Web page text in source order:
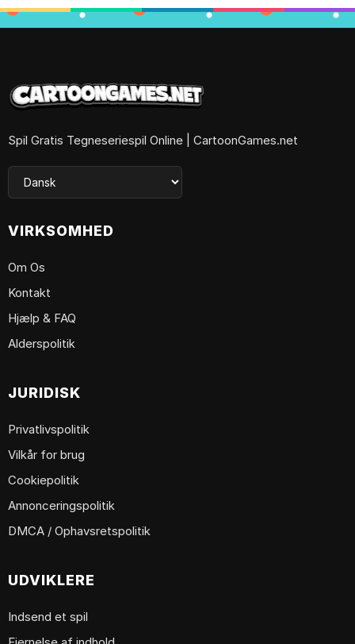
Spil Gratis Tegneseriespil Online | CartoonGames.net
VIRKSOMHED
Om Os
Kontakt
Hjælp & FAQ
Alderspolitik
JURIDISK
Privatlivspolitik
Vilkår for brug
Cookiepolitik
Annonceringspolitik
DMCA / Ophavsretspolitik
UDVIKLERE
Indsend et spil